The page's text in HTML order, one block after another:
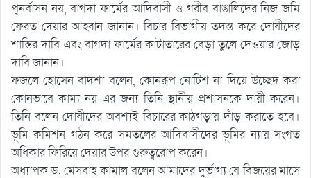
পুনর্বাসন নয়, বাগদা ফার্মের আদিবাসী ও গরীব বাঙালিদের নিজ জমি
ফেরত দেয়ার আহ্বান জানান। বিচার বিভাগীয় তদন্ত করে দোষীদের
শাস্তির দাবি এবং বাগদা ফার্মের কাটাতারের বেড়া তুলে দেওয়ার জোড়
দাবি জানান।
ফজলে হোসেন বাদশা বলেন, কোনরূপ নোটিশ না দিয়ে উচ্ছেদ করা
কোনভাবে কাম্য নয় এর জন্য তিনি স্থানীয় প্রশাসনকে দায়ী করেন।
তিনি বলেন দোষীদের অবশ্যই বিচারের কাঠগড়ায় দাঁড় করাতে হবে।
ভূমি কমিশন গঠন করে সমতলের আদিবাসীদের ভূমির ন্যায় সংগত
অধিকার ফিরিয়ে দেয়ার উপর গুরুত্বরোপ করেন।
অধ্যাপক ড. মেসবাহ কামাল বলেন আমাদের দুর্ভাগ্য যে বিজয়ের মাসে